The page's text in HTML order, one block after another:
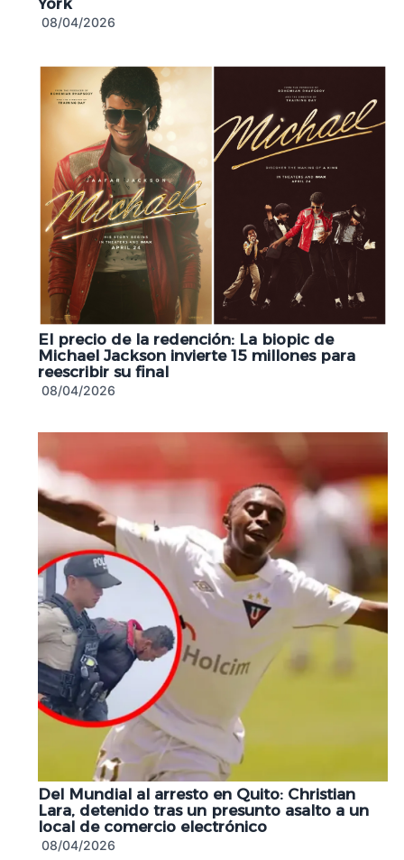
York
08/04/2026
El precio de la redención: La biopic de
Michael Jackson invierte 15 millones para
reescribir su final
08/04/2026
Del Mundial al arresto en Quito: Christian
Lara, detenido tras un presunto asalto a un
local de comercio electrónico
08/04/2026